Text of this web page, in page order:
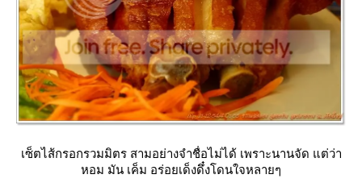
เซ็ตไส้กรอกรวมมิตร สามอย่างจำชื่อไม่ได้ เพราะนานจัด แต่ว่า
หอม มัน เค็ม อร่อยเด็งดึ๋งโดนใจหลายๆ